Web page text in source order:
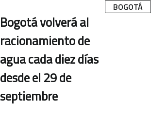
BOGOTÁ
Bogotá volverá al
racionamiento de
agua cada diez días
desde el 29 de
septiembre